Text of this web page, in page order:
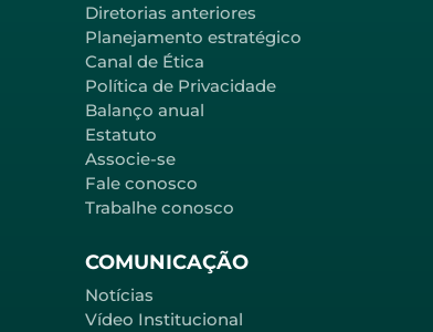
Diretorias anteriores
Planejamento estratégico
Canal de Ética
Política de Privacidade
Balanço anual
Estatuto
Associe-se
Fale conosco
Trabalhe conosco
COMUNICAÇÃO
Notícias
Vídeo Institucional